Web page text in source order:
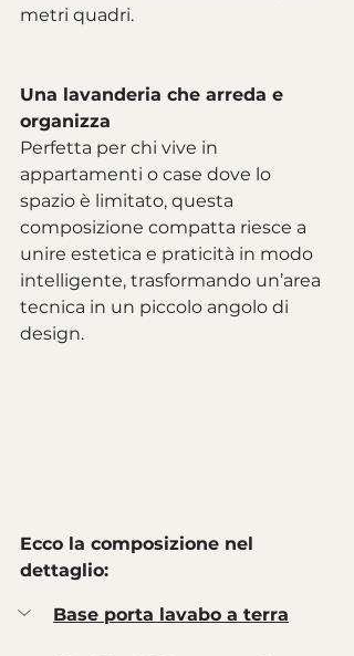
metri quadri.
Una lavanderia che arreda e
organizza
Perfetta per chi vive in
appartamenti o case dove lo
spazio è limitato, questa
composizione compatta riesce a
unire estetica e praticità in modo
intelligente, trasformando un’area
tecnica in un piccolo angolo di
design.
Ecco la composizione nel
dettaglio:
Base porta lavabo a terra